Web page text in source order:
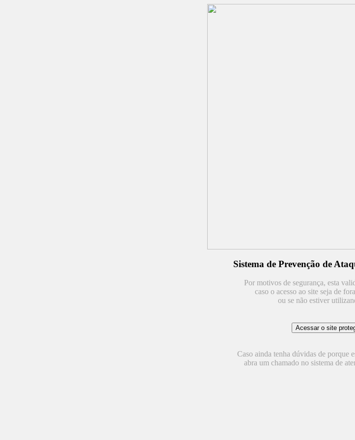
Sistema de Prevenção de
Por motivos de segurança, esta
caso o acesso ao site seja de
ou se não estiver
Caso ainda tenha dúvidas de porque
abra um chamado no sistema de